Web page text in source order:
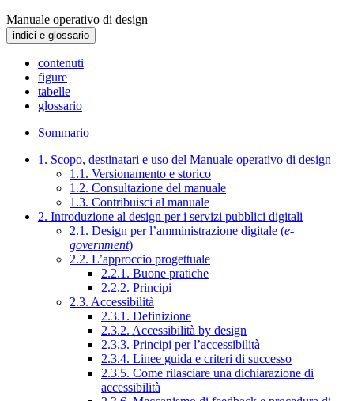
Manuale operativo di design
indici e glossario
contenuti
figure
tabelle
glossario
Sommario
1. Scopo, destinatari e uso del Manuale operativo di design
1.1. Versionamento e storico
1.2. Consultazione del manuale
1.3. Contribuisci al manuale
2. Introduzione al design per i servizi pubblici digitali
2.1. Design per l’amministrazione digitale (e-
government)
2.2. L’approccio progettuale
2.2.1. Buone pratiche
2.2.2. Principi
2.3. Accessibilità
2.3.1. Definizione
2.3.2. Accessibilità by design
2.3.3. Principi per l’accessibilità
2.3.4. Linee guida e criteri di successo
2.3.5. Come rilasciare una dichiarazione di
accessibilità